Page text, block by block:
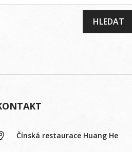
Čínská restaurace Huang He